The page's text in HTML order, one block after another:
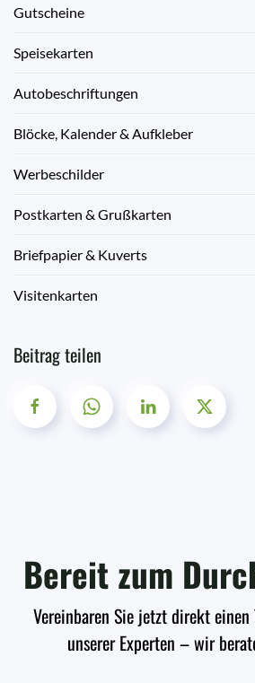
Gutscheine
Speisekarten
Autobeschriftungen
Blöcke, Kalender & Aufkleber
Werbeschilder
Postkarten & Grußkarten
Briefpapier & Kuverts
Visitenkarten
Beitrag teilen
Bereit zum
Vereinbaren Sie jetzt direkt
unserer Experten – wir